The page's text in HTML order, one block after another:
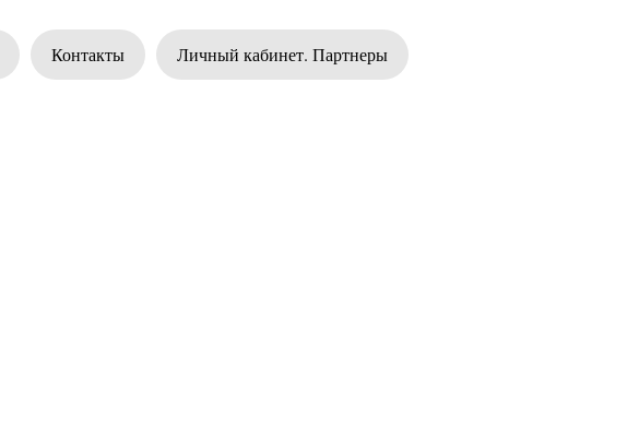
Контакты Личный кабинет. Партнеры